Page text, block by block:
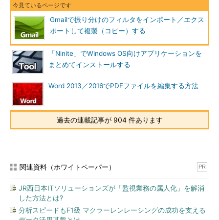
Gmailのフィルタ設定をファイルにエクスポートする
チェックを入れ終わったら、［エクスポート］ボタンをクリッ
クすると、「
れる。これには、選択したフィルタの設定がXML形式で記述され
る。mailFilters.xmlは暗号化されておらず、簡単に閲覧・編集で
きるので、プライバシー情報が含まれる場合は取り扱いには注意
した方がよい（mailFilters.xmlの編集方法については後述す
る）。特に社内や部内でフィルタ設定を共有したいといった場合
には注意が必要だ。
Gmailで振り分けのフィルタをインポート／エクス
ポートして複製（コピー）する
「Ninite」でWindows OS向けアプリケーションを
まとめてインストールする
Word 2013／2016でPDFファイルを編集する方法
過去の連載記事が 904 件あります
関連資料（ホワイトペーパー） PR
JR西日本ITソリューションズが「監視業務の属人化」を解消
した方法とは?
分析スピードもF1級 マクラーレンレーシングの成功を支える